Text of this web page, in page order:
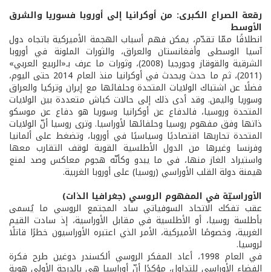
رقعة الصراع الكبرى: من أوكرانيا إلى أوروبا فسوريا والشرق
الأوسط
انطلاقًا ممّا تقدّم، يمكن فهم أسباب الهجمة الأميركية باتجاه دول
آسيا الوسطى وأفغانستان والعراق، والثورات الملونة في أوروبا
الشرقية والقوقاز وجورجيا (2008)، وثورات ما عرف بـ«الربيع العربي»
(2011)، ثم ما حدث ويحدث في أوكرانيا منذ العام 2014 حتى اليوم،
فضلًا عن اشتباك الولايات المتحدة وحلفائها مع إيران وتركيا والعراق
وسوريا واليمن. وقد أدى ذلك إلى حالات كباش متعددة بين الولايات
المتحدة وروسيا، فالدفاع عن أوكرانيا وسوريا هو دفاع عن موسكو
ذاتها وفق مفهوم روسيا وحلفائها لأوراسيا. وترى روسيا أنّ الولايات
المتحدة تحاربها اقتصاديًا وسياسيًا في أوروبا، وتضغط على ألمانيا
وفرنسا وغيرها من الدول الأطلسية القوية لوقف التقارب معها
واستيراد الغاز منها، في ما يبدو وكأنّه هجوم معاكس وصد لمنع
هيمنة دولة القلب الأوراسي (روسيا) على أوروبا الغربية.
الأوراسيّة في المفهوم الروسي (جغرافيا الذات)
عقب تفكك الاتحاد السوفياتي ساد المجتمع الروسي ما يُسمى
بأطلسة روسيا، أو الأطلسية في مقابل الأوراسية، إذ سادت القيم
الغربية، وخصوصًا الأميركية، الأمر الذي اعتبره الأوراسيون خطرًا قاتلًا
لروسيا.
في العام 1998، أعاد المفكر الروسي ألكسندر دوغين طرح فكرة
الفضاء الأوراسي للتداول، مؤكدًا أنّ أوراسيا هي بالدرجة الأولى هوية